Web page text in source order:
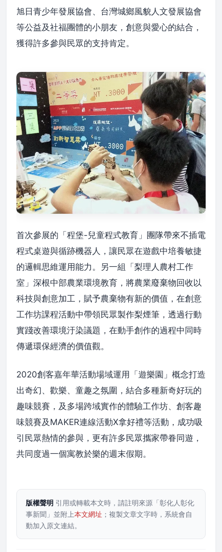
旭日青少年發展協會、台灣城鄉風貌人文發展協會
等公益及社福團體的小朋友，創意與愛心的結合，
獲得許多參與民眾的支持肯定。
首次參展的「程堡-兒童程式教育」團隊帶來不插電
程式桌遊與循跡機器人，讓民眾在遊戲中培養敏捷
的邏輯思維運用能力。另一組「梨理人農村工作
室」深根中部農業環境教育，將農業廢棄物回收以
科技與創意加工，賦予農棄物有新的價值，在創意
工作坊課程活動中帶領民眾製作梨煙筆，透過行動
實踐改善環境汙染議題，在動手創作的過程中同時
傳遞環保經濟的價值觀。
2020創客嘉年華活動場域運用「遊樂園」概念打造
出奇幻、歡樂、童趣之氛圍，結合多種新奇好玩的
趣味競賽，及多場跨域實作的體驗工作坊、創客趣
味競賽及MAKER連線活動X拿好禮等活動，成功吸
引民眾熱情的參與，更有許多民眾攜家帶眷同遊，
共同度過一個寓教於樂的週末假期。
版權聲明 引用或轉載本文時，請註明來源「彰化人彰化
事新聞」並附上本文網址 ；複製文章文字時，系統會自
動加入原文連結。